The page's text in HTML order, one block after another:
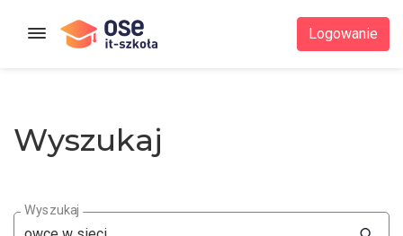
Logowanie
Wyszukaj
Wyszukaj